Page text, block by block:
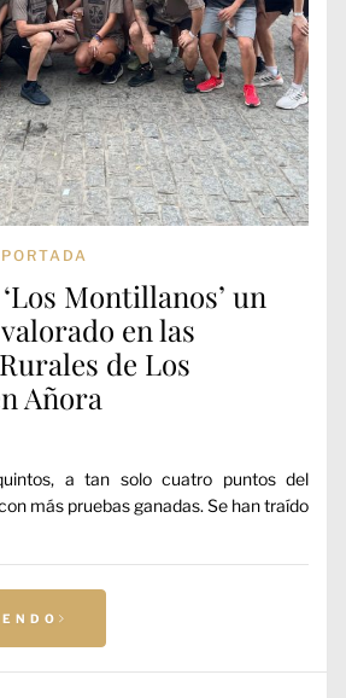
PORTADA
Montillanos’ un
en las
de Los
Añora
a tan solo cuatro puntos del
más pruebas ganadas. Se han traído